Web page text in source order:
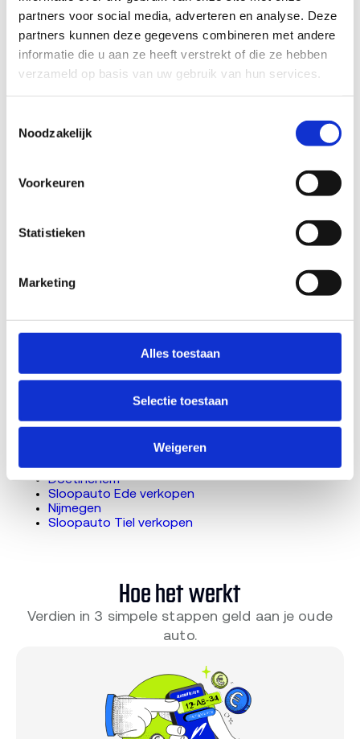
partners voor social media, adverteren en analyse. Deze
partners kunnen deze gegevens combineren met andere
informatie die u aan ze heeft verstrekt of die ze hebben
verzameld op basis van uw gebruik van hun services.
Noodzakelijk
Voorkeuren
Statistieken
Marketing
Alles toestaan
Selectie toestaan
Weigeren
Peugeot 206 verkopen voor sloop
Renault Clio verkopen voor sloop
Milieuzones Nederland 2026 - compleet
overzicht
Hoeveel auto's worden gesloopt in
Vraag direct een bod aan voor je sloopauto in
Gelderland
seconden een eerlijk bod. 100% online, geen
Bereken direct je bod →
Sloopauto verkopen per stad in Gelderland
In deze provincie haalt een RDW-erkende afnemer je
auto in elke stad gratis op. Kies je stad voor de lokale
pagina, of vul direct je kenteken in.
Sloopauto Barneveld verkopen
Doetinchem
Sloopauto Ede verkopen
Nijmegen
Sloopauto Tiel verkopen
Hoe het werkt
Verdien in 3 simpele stappen geld aan je oude
auto.